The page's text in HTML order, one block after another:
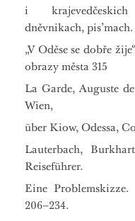
i
dněvnikach, pis’mach.
„V Oděse se dobře
obrazy města 315
La Garde, Auguste
Wien,
über Kiow, Odessa,
Lauterbach,
Reiseführer.
Eine
206–234.